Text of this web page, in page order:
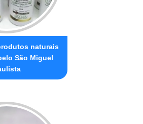
naturais
São Miguel